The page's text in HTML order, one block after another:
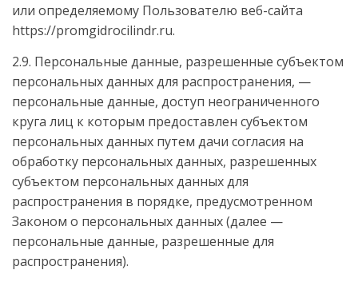
или определяемому Пользователю веб-сайта
https://promgidrocilindr.ru.
2.9. Персональные данные, разрешенные субъектом
персональных данных для распространения, —
персональные данные, доступ неограниченного
круга лиц к которым предоставлен субъектом
персональных данных путем дачи согласия на
обработку персональных данных, разрешенных
субъектом персональных данных для
распространения в порядке, предусмотренном
Законом о персональных данных (далее —
персональные данные, разрешенные для
распространения).